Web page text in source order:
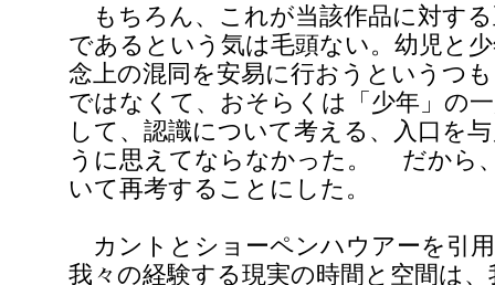
もちろん、これが当該作品に対す
であるという気は毛頭ない。幼児と
念上の混同を安易に行おうというつ
ではなくて、おそらくは「少年」の
して、認識について考える、入口を
うに思えてならなかった。 だから
いて再考することにした。
カントとショーペンハウアーを引
我々の経験する現実の時間と空間は